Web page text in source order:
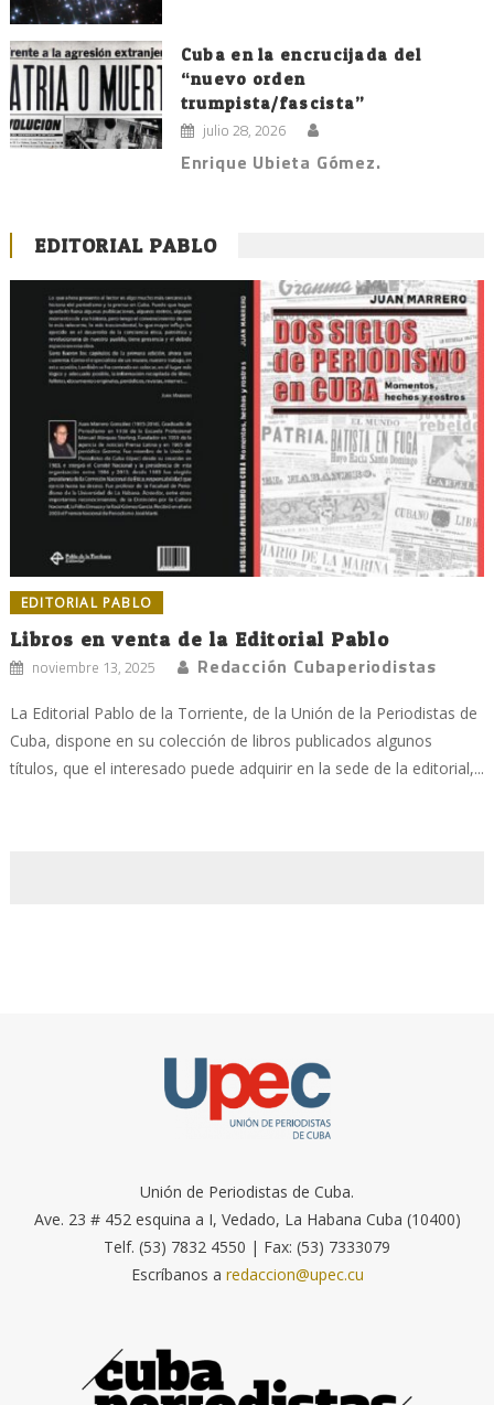
Cuba en la encrucijada del
“nuevo orden
trumpista/fascista”
julio 28, 2026
Enrique Ubieta Gómez.
EDITORIAL PABLO
EDITORIAL PABLO
Libros en venta de la Editorial Pablo
noviembre 13, 2025 Redacción Cubaperiodistas
La Editorial Pablo de la Torriente, de la Unión de la Periodistas de
Cuba, dispone en su colección de libros publicados algunos
títulos, que el interesado puede adquirir en la sede de la editorial,...
Unión de Periodistas de Cuba.
Ave. 23 # 452 esquina a I, Vedado, La Habana Cuba (10400)
Telf. (53) 7832 4550 | Fax: (53) 7333079
Escríbanos a redaccion@upec.cu